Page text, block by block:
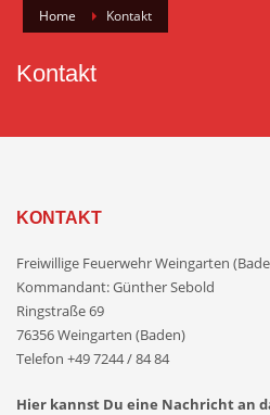
Home Kontakt
Kontakt
KONTAKT
Freiwillige Feuerwehr Weingarten
Kommandant: Günther Sebold
Ringstraße 69
76356 Weingarten (Baden)
Telefon +49 7244 / 84 84
Hier kannst Du eine Nachricht an